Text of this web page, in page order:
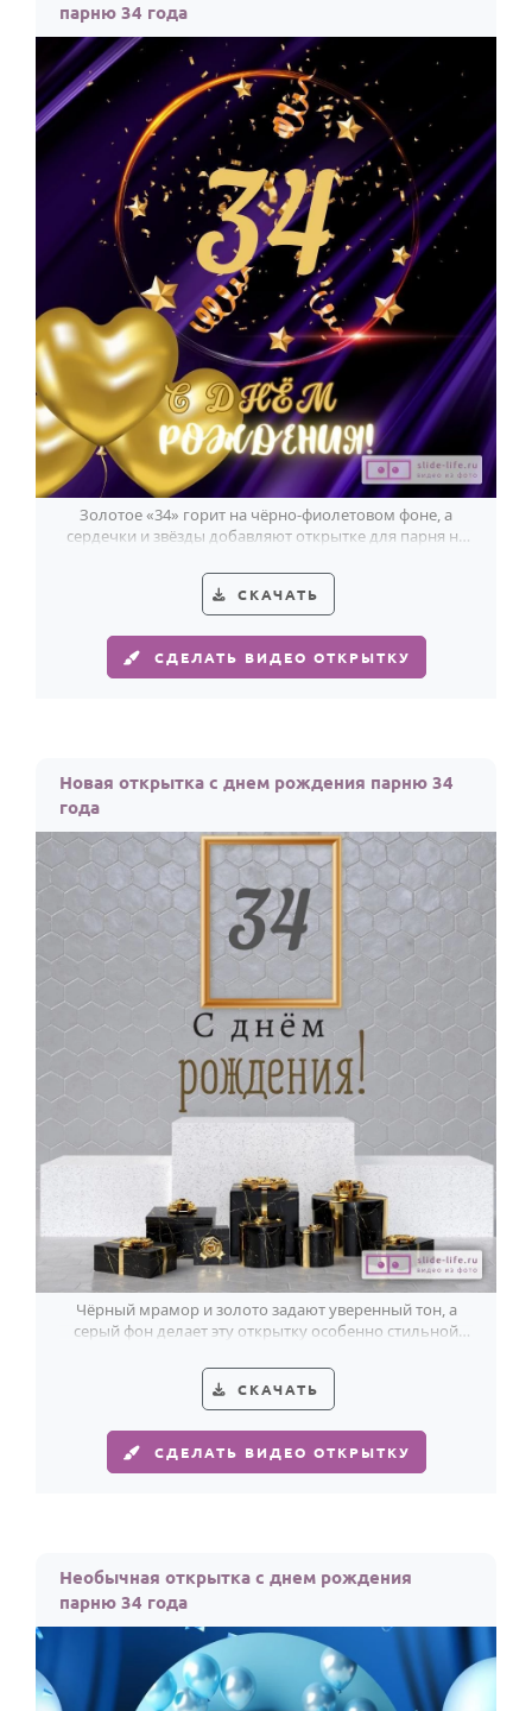
парню 34 года
Золотое «34» горит на чёрно-фиолетовом фоне, а
сердечки и звёзды добавляют открытке для парня на
СКАЧАТЬ
СДЕЛАТЬ ВИДЕО ОТКРЫТКУ
Новая открытка с днем рождения парню 34
года
Чёрный мрамор и золото задают уверенный тон, а
серый фон делает эту открытку особенно стильной
СКАЧАТЬ
СДЕЛАТЬ ВИДЕО ОТКРЫТКУ
Необычная открытка с днем рождения
парню 34 года